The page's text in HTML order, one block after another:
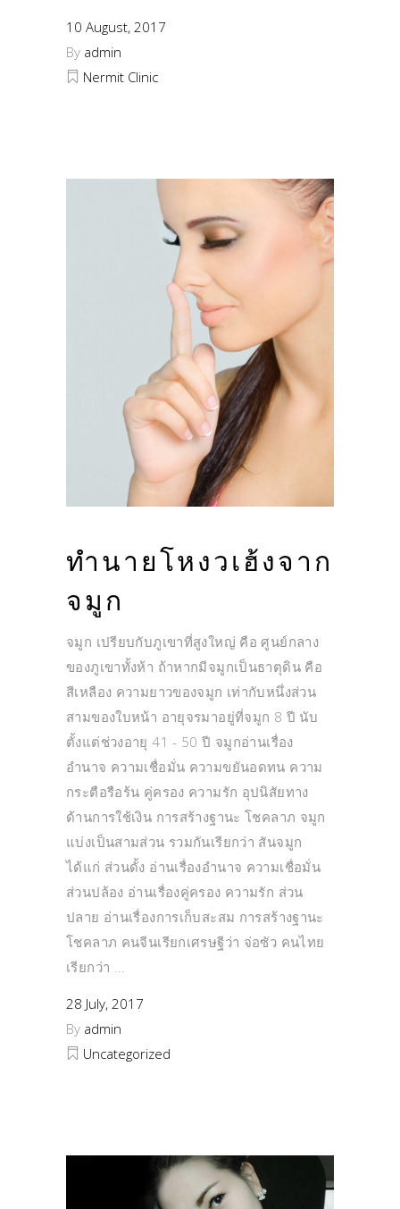
10 August, 2017
By admin
Nermit Clinic
ทำนายโหงวเฮ้งจาก
จมูก
จมูก เปรียบกับภูเขาที่สูงใหญ่ คือ ศูนย์กลาง
ของภูเขาทั้งห้า ถ้าหากมีจมูกเป็นธาตุดิน คือ
สีเหลือง ความยาวของจมูก เท่ากับหนึ่งส่วน
สามของใบหน้า อายุจรมาอยู่ที่จมูก 8 ปี นับ
ตั้งแต่ช่วงอายุ 41 - 50 ปี จมูกอ่านเรื่อง
อำนาจ ความเชื่อมั่น ความขยันอดทน ความ
กระตือรือร้น คู่ครอง ความรัก อุปนิสัยทาง
ด้านการใช้เงิน การสร้างฐานะ โชคลาภ จมูก
แบ่งเป็นสามส่วน รวมกันเรียกว่า สันจมูก
ได้แก่ ส่วนดั้ง อ่านเรื่องอำนาจ ความเชื่อมั่น
ส่วนปล้อง อ่านเรื่องคู่ครอง ความรัก ส่วน
ปลาย อ่านเรื่องการเก็บสะสม การสร้างฐานะ
โชคลาภ คนจีนเรียกเศรษฐีว่า จ่อซัว คนไทย
เรียกว่า
28 July, 2017
By admin
Uncategorized